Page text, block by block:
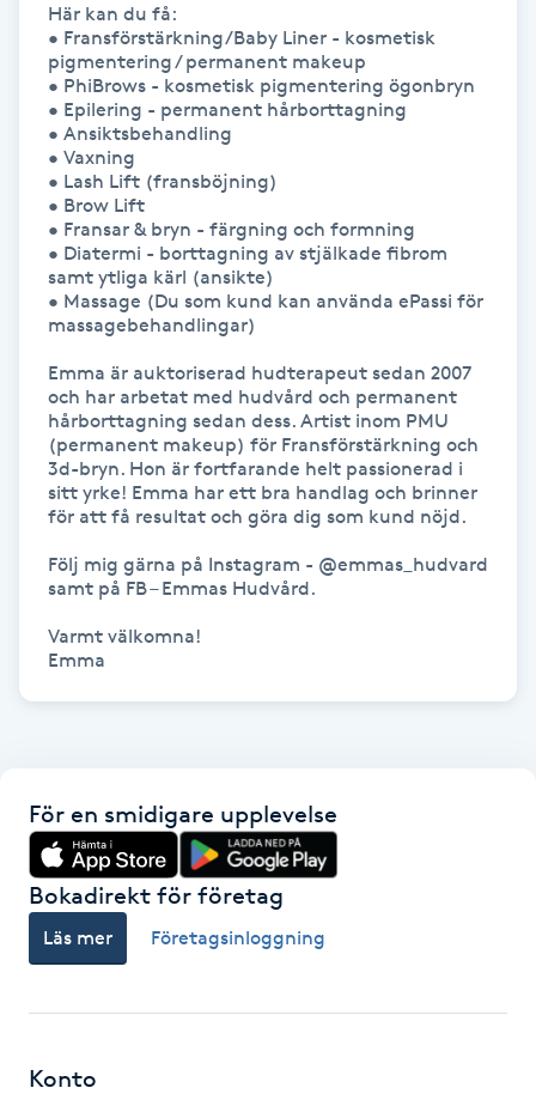
Hypnos
Hårborttagning
Hårbottenbehandling
Hårförlängning
Hårvård
Hälsa
Hälsprickor
Idrottsmassage
IPL hårborttagning
Japansk massage
K18
Här kan du få:
• Fransförstärkning/Baby Liner - kosmetisk
pigmentering / permanent makeup
• PhiBrows - kosmetisk pigmentering ögonbryn
• Epilering - permanent hårborttagning
• Ansiktsbehandling
• Vaxning
• Lash Lift (fransböjning)
• Brow Lift
• Fransar & bryn - färgning och formning
• Diatermi - borttagning av stjälkade fibrom
samt ytliga kärl (ansikte)
• Massage (Du som kund kan använda ePassi för
massagebehandlingar)
Emma är auktoriserad hudterapeut sedan 2007
och har arbetat med hudvård och permanent
hårborttagning sedan dess. Artist inom PMU
(permanent makeup) för Fransförstärkning och
3d-bryn. Hon är fortfarande helt passionerad i
sitt yrke! Emma har ett bra handlag och brinner
för att få resultat och göra dig som kund nöjd.
Följ mig gärna på Instagram - @emmas_hudvard
samt på FB – Emmas Hudvård.
Varmt välkomna!
Emma
För en smidigare upplevelse
Bokadirekt för företag
Läs mer Företagsinloggning
Konto